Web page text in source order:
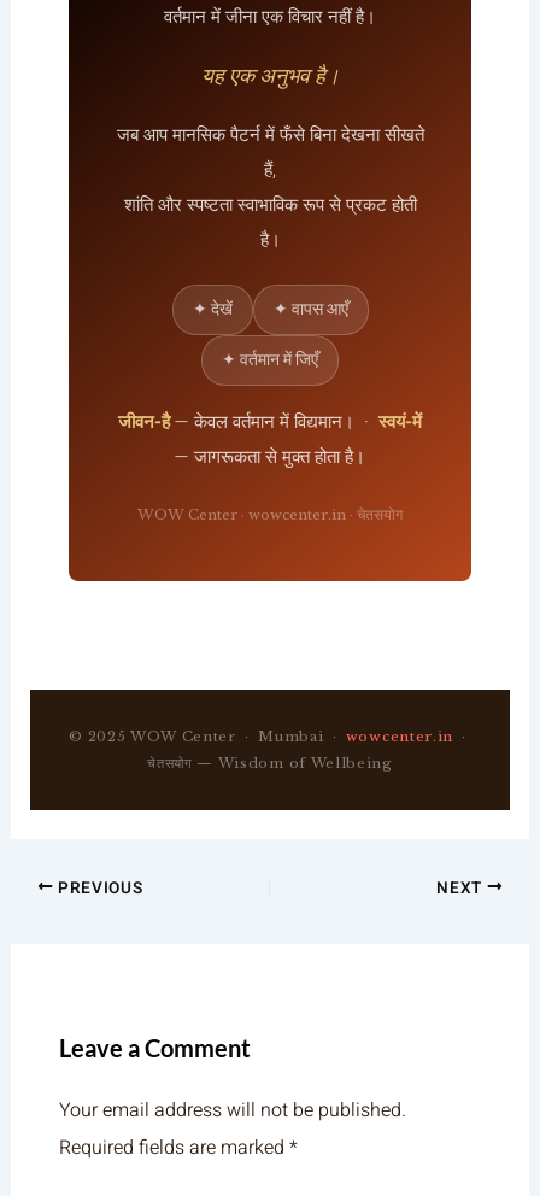
वर्तमान में जीना एक विचार नहीं है।
यह एक अनुभव है।
जब आप मानसिक पैटर्न में फँसे बिना देखना सीखते
हैं,
शांति और स्पष्टता स्वाभाविक रूप से प्रकट होती
है।
✦ देखें ✦ वापस आएँ
✦ वर्तमान में जिएँ
जीवन-है— केवल वर्तमान में विद्यमान। · स्वयं-में
— जागरूकता से मुक्त होता है।
WOW Center · wowcenter.in · चेतसयोग
© 2025 WOW Center · Mumbai · wowcenter.in ·
चेतसयोग — Wisdom of Wellbeing
PREVIOUS NEXT
Leave a Comment
Your email address will not be published.
Required fields are marked *